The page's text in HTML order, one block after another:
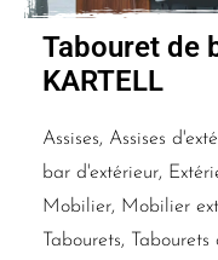
Tabouret de
KARTELL
Assises, Assises
bar d'extérieur,
Mobilier, Mobilier
Tabourets, Tabourets